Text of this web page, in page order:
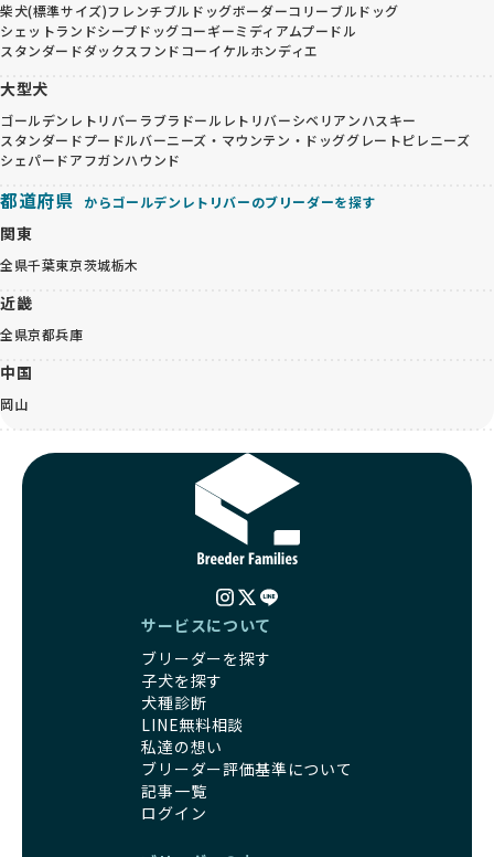
柴犬(標準サイズ)フレンチブルドッグボーダーコリーブルドッグ
シェットランドシープドッグコーギーミディアムプードル
スタンダードダックスフンドコーイケルホンディエ
大型犬
ゴールデンレトリバー ラブラドールレトリバーシベリアンハスキー
スタンダードプードルバーニーズ・マウンテン・ドッググレートピレニーズ
シェパードアフガンハウンド
都道府県 からゴールデンレトリバーのブリーダーを探す
関東
全県千葉東京茨城栃木
近畿
全県京都兵庫
中国
岡山
サービスについて
ブリーダーを探す
子犬を探す
犬種診断
LINE無料相談
私達の想い
ブリーダー評価基準について
記事一覧
ログイン